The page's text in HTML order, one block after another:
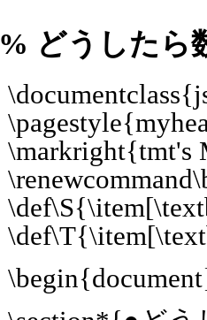
% どうしたら
\markright{tmt's